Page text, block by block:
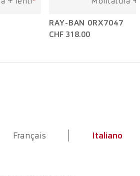
RAY-BAN 0RX7047
CHF 318.00
Français Italiano